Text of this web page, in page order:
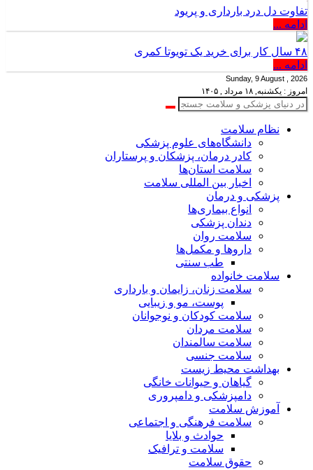
تفاوت دل درد بارداری و پریود
ادامه ...
۴۸ سال کار برای خرید یک تویوتا کمری
ادامه ...
Sunday, 9 August , 2026
امروز : یکشنبه, ۱۸ مرداد , ۱۴۰۵
نظام سلامت
دانشگاه‌های علوم پزشکی
کادر درمان، پزشکان و پرستاران
سلامت استان‌ها
اخبار بین المللی سلامت
پزشکی و درمان
انواع بیماری‌ها
دندان پزشکی
سلامت روان
داروها و مکمل‌ها
طب سنتی
سلامت خانواده
سلامت زنان، زایمان و بارداری
پوست، مو و زیبایی
سلامت کودکان و نوجوانان
سلامت مردان
سلامت سالمندان
سلامت جنسی
بهداشت محیط زیست
گیاهان و حیوانات خانگی
دامپزشکی و دامپروری
آموزش سلامت
سلامت فرهنگی و اجتماعی
حوادث و بلایا
سلامت و ترافیک
حقوق سلامت